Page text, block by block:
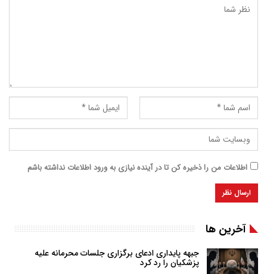
اطلاعات من را ذخیره کن تا در آینده نیازی به ورود اطلاعات نداشته باشم
آخرین ها
جبهه پایداری ادعای برگزاری جلسات محرمانه علیه
پزشکیان را رد کرد